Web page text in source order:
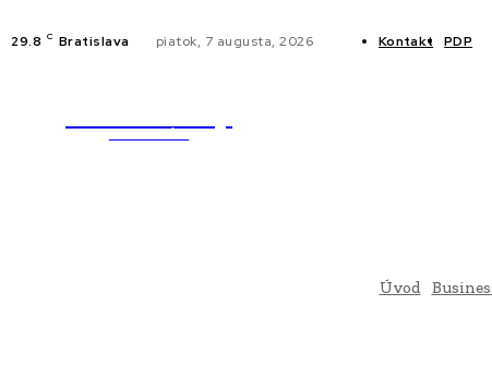
29.8 C Bratislava piatok, 7 augusta, 2026 Kontakt PDP
Úvod